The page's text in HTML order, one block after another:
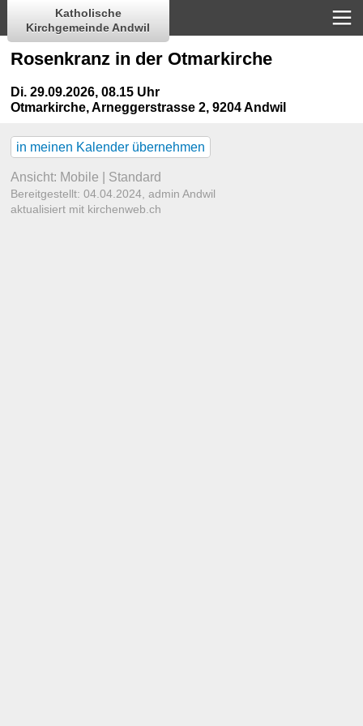
Katholische
Kirchgemeinde Andwil
Rosenkranz in der Otmarkirche
Di. 29.09.2026, 08.15 Uhr
Otmarkirche,Arneggerstrasse 2, 9204 Andwil
in meinen Kalender übernehmen
Ansicht: Mobile Standard
Bereitgestellt: 04.04.2024,admin Andwil
aktualisiert mit kirchenweb.ch